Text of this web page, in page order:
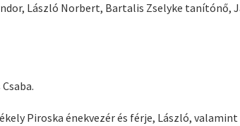
László Norbert, Bartalis Zselyke tanítónő,
Piroska énekvezér és férje, László, valamint